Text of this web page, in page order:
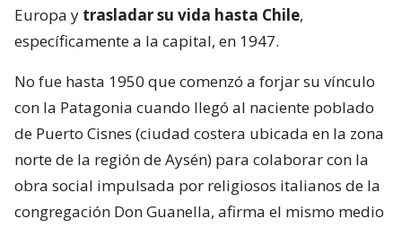
Europa y trasladar su vida hasta Chile,
específicamente a la capital, en 1947.
No fue hasta 1950 que comenzó a forjar su vínculo
con la Patagonia cuando llegó al naciente poblado
de Puerto Cisnes (ciudad costera ubicada en la zona
norte de la región de Aysén) para colaborar con la
obra social impulsada por religiosos italianos de la
congregación Don Guanella, afirma el mismo medio